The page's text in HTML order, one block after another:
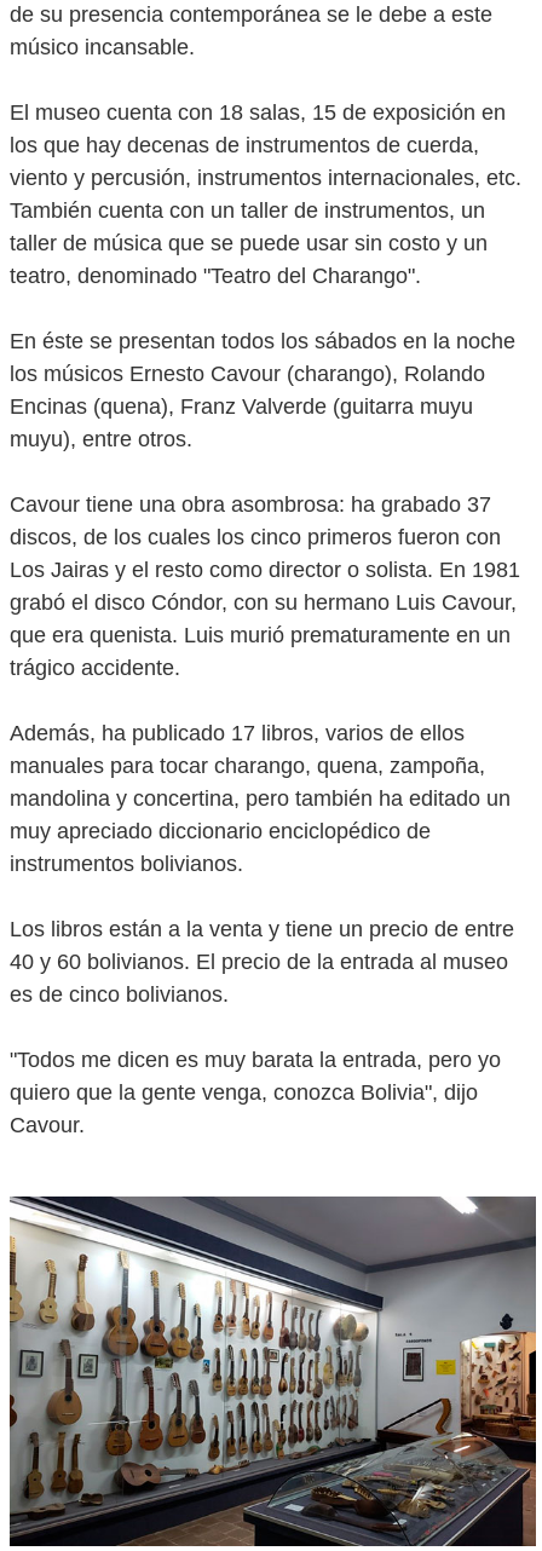
de su presencia contemporánea se le debe a este
músico incansable.
El museo cuenta con 18 salas, 15 de exposición en
los que hay decenas de instrumentos de cuerda,
viento y percusión, instrumentos internacionales, etc.
También cuenta con un taller de instrumentos, un
taller de música que se puede usar sin costo y un
teatro, denominado "Teatro del Charango".
En éste se presentan todos los sábados en la noche
los músicos Ernesto Cavour (charango), Rolando
Encinas (quena), Franz Valverde (guitarra muyu
muyu), entre otros.
Cavour tiene una obra asombrosa: ha grabado 37
discos, de los cuales los cinco primeros fueron con
Los Jairas y el resto como director o solista. En 1981
grabó el disco Cóndor, con su hermano Luis Cavour,
que era quenista. Luis murió prematuramente en un
trágico accidente.
Además, ha publicado 17 libros, varios de ellos
manuales para tocar charango, quena, zampoña,
mandolina y concertina, pero también ha editado un
muy apreciado diccionario enciclopédico de
instrumentos bolivianos.
Los libros están a la venta y tiene un precio de entre
40 y 60 bolivianos. El precio de la entrada al museo
es de cinco bolivianos.
"Todos me dicen es muy barata la entrada, pero yo
quiero que la gente venga, conozca Bolivia", dijo
Cavour.